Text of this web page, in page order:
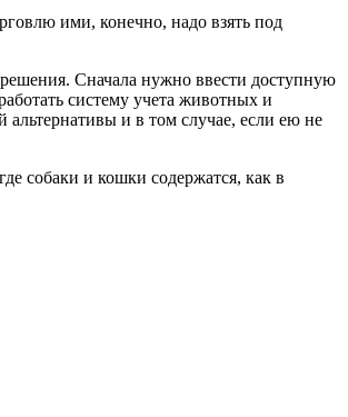
ими, конечно, надо взять под
Сначала нужно ввести доступную
систему учета животных и
и в том случае, если ею не
собаки и кошки содержатся, как в